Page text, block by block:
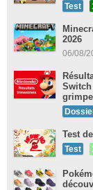
Test
2026
06/08/
Test
Test